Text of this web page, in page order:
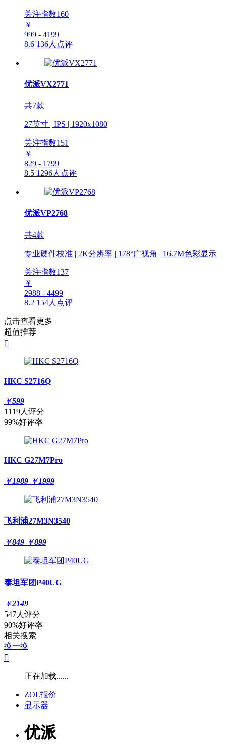
关注指数160
￥
999 - 4199
8.6 136人点评
优派VX2771
共7款
27英寸 | IPS | 1920x1080
关注指数151
￥
829 - 1799
8.5 1296人点评
优派VP2768
共4款
专业硬件校准 | 2K分辨率 | 178°广视角 | 16.7M色彩显示
关注指数137
￥
2988 - 4499
8.2 154人点评
点击查看更多
超值推荐

HKC S2716Q
￥599
1119人评分
99%好评率
HKC G27M7Pro
￥1989 ￥1999
飞利浦27M3N3540
￥849 ￥899
泰坦军团P40UG
￥2149
547人评分
90%好评率
相关搜索
换一换

正在加载......
ZOL报价
显示器
优派